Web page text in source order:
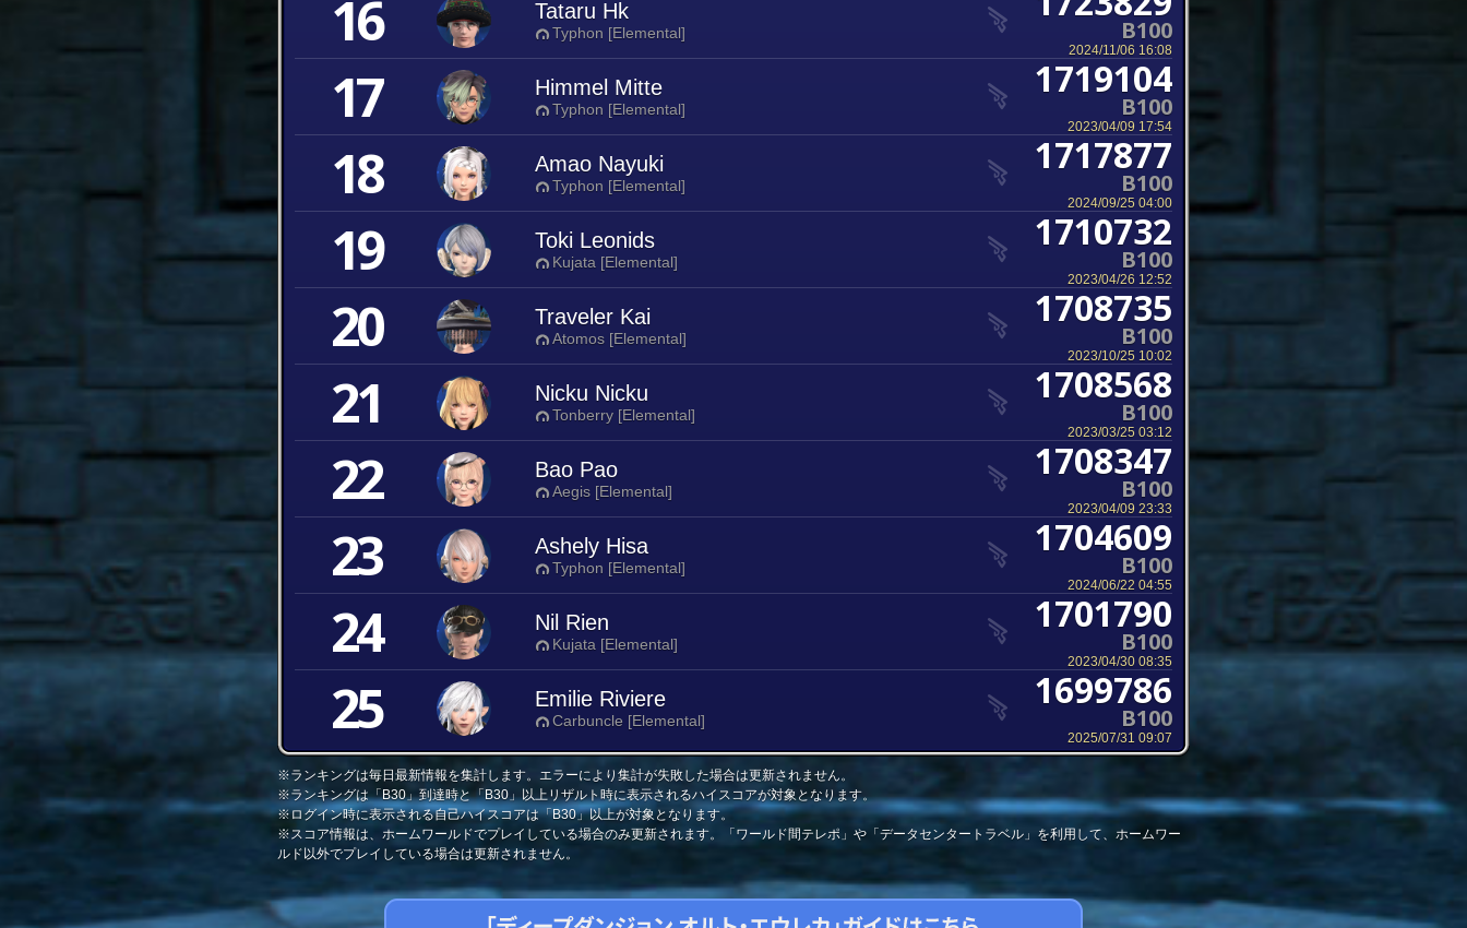
16 Tataru Hk
Typhon [Elemental] B100
2024/11/06 16:08
17 Himmel Mitte
Typhon [Elemental]
1719104
B100
2023/04/09 17:54
18 Amao Nayuki
Typhon [Elemental]
1717877
B100
2024/09/25 04:00
19 Toki Leonids
Kujata [Elemental]
1710732
B100
2023/04/26 12:52
20 Traveler Kai
Atomos [Elemental]
1708735
B100
2023/10/25 10:02
21 Nicku Nicku
Tonberry [Elemental]
1708568
B100
2023/03/25 03:12
22 Bao Pao
Aegis [Elemental]
1708347
B100
2023/04/09 23:33
23 Ashely Hisa
Typhon [Elemental]
1704609
B100
2024/06/22 04:55
24 Nil Rien
Kujata [Elemental]
1701790
B100
2023/04/30 08:35
25 Emilie Riviere
Carbuncle [Elemental]
1699786
B100
2025/07/31 09:07
※ランキングは毎日最新情報を集計します。エラーにより集計が失敗した場合は更新されません。
※ランキングは「B30」到達時と「B30」以上リザルト時に表示されるハイスコアが対象となります。
※ログイン時に表示される自己ハイスコアは「B30」以上が対象となります。
※スコア情報は、ホームワールドでプレイしている場合のみ更新されます。「ワールド間テレポ」や「データセンタートラベル」を利用して、ホームワー
ルド以外でプレイしている場合は更新されません。